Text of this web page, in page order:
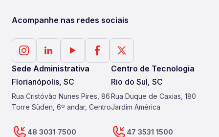
Acompanhe nas redes sociais
Sede Administrativa
Florianópolis, SC
Rua Cristóvão Nunes Pires, 86
Torre Süden, 6º andar, Centro
48 3031 7500
Centro de Tecnologia
Rio do Sul, SC
Rua Duque de Caxias, 180
Jardim América
47 3531 1500